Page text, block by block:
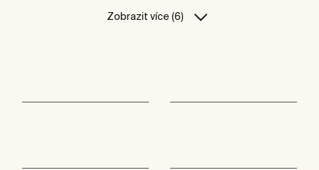
Zobrazit více (6)